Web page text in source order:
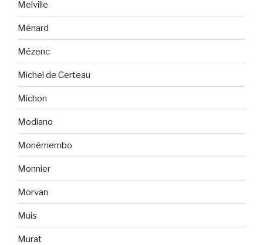
Melville
Ménard
Mézenc
Michel de Certeau
Michon
Modiano
Monémembo
Monnier
Morvan
Muis
Murat